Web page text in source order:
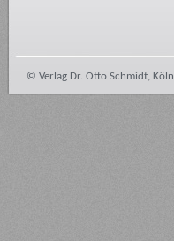
© Verlag Dr. Otto Schmidt, Köln